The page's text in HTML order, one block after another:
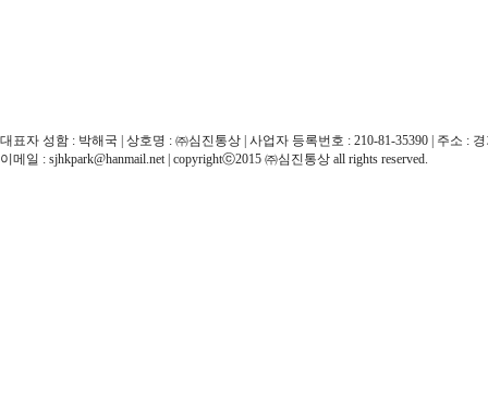
대표자 성함 : 박해국 | 상호명 : ㈜심진통상 | 사업자 등록번호 : 210-81-35390 | 주소 :
이메일 : sjhkpark@hanmail.net | copyrightⓒ2015 ㈜심진통상 all rights reserved.